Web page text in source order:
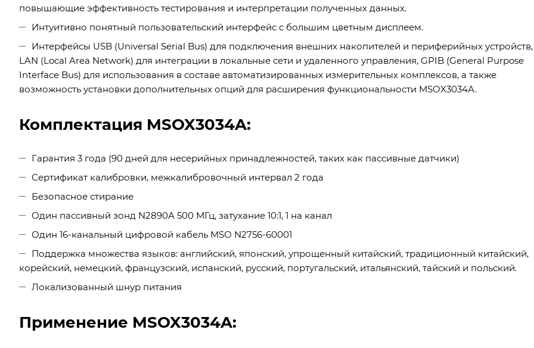
повышающие эффективность тестирования и интерпретации полученных данных.
Интуитивно понятный пользовательский интерфейс с большим цветным дисплеем.
Интерфейсы USB (Universal Serial Bus) для подключения внешних накопителей и периферийных устройств,
LAN (Local Area Network) для интеграции в локальные сети и удаленного управления, GPIB (General Purpose
Interface Bus) для использования в составе автоматизированных измерительных комплексов, а также
возможность установки дополнительных опций для расширения функциональности MSOX3034A.
Комплектация MSOX3034A:
Гарантия 3 года (90 дней для несерийных принадлежностей, таких как пассивные датчики)
Сертификат калибровки, межкалибровочный интервал 2 года
Безопасное стирание
Один пассивный зонд N2890A 500 МГц, затухание 10:1, 1 на канал
Один 16-канальный цифровой кабель MSO N2756-60001
Поддержка множества языков: английский, японский, упрощенный китайский, традиционный китайский,
корейский, немецкий, французский, испанский, русский, португальский, итальянский, тайский и польский.
Локализованный шнур питания
Применение MSOX3034A: